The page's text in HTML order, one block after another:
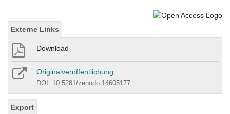
Externe Links
Download
Originalveröffentlichung
DOI: 10.5281/zenodo.14605177
Export